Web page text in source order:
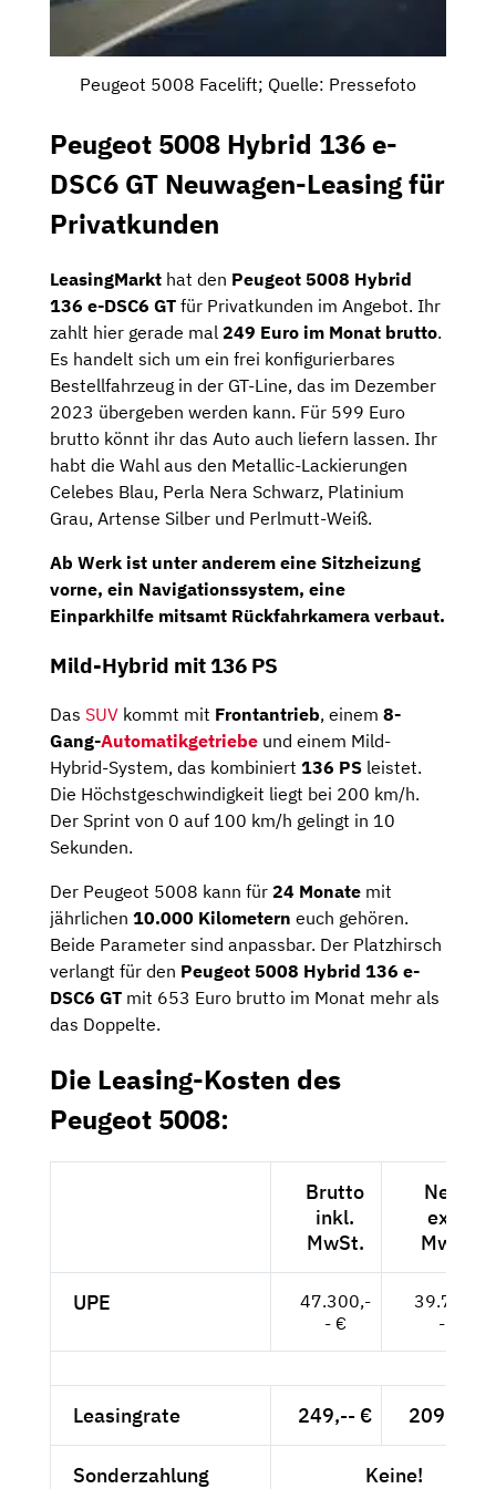
Peugeot 5008 Facelift; Quelle: Pressefoto
Peugeot 5008 Hybrid 136 e-
DSC6 GT Neuwagen-Leasing für
Privatkunden
LeasingMarkt hat den Peugeot 5008 Hybrid
136 e-DSC6 GT für Privatkunden im Angebot. Ihr
zahlt hier gerade mal 249 Euro im Monat brutto.
Es handelt sich um ein frei konfigurierbares
Bestellfahrzeug in der GT-Line, das im Dezember
2023 übergeben werden kann. Für 599 Euro
brutto könnt ihr das Auto auch liefern lassen. Ihr
habt die Wahl aus den Metallic-Lackierungen
Celebes Blau, Perla Nera Schwarz, Platinium
Grau, Artense Silber und Perlmutt-Weiß.
Ab Werk ist unter anderem eine Sitzheizung
vorne, ein Navigationssystem, eine
Einparkhilfe mitsamt Rückfahrkamera verbaut.
Mild-Hybrid mit 136 PS
Das SUV kommt mit Frontantrieb, einem 8-
Gang-Automatikgetriebe und einem Mild-
Hybrid-System, das kombiniert 136 PS leistet.
Die Höchstgeschwindigkeit liegt bei 200 km/h.
Der Sprint von 0 auf 100 km/h gelingt in 10
Sekunden.
Der Peugeot 5008 kann für 24 Monate mit
jährlichen 10.000 Kilometern euch gehören.
Beide Parameter sind anpassbar. Der Platzhirsch
verlangt für den Peugeot 5008 Hybrid 136 e-
DSC6 GT mit 653 Euro brutto im Monat mehr als
das Doppelte.
Die Leasing-Kosten des
Peugeot 5008:
Brutto
inkl.
MwSt.
Netto
exkl.
MwSt.
UPE
47.300,-
- €
39.748,-
- €
Leasingrate 249,-- € 209,24 €
Sonderzahlung Keine!